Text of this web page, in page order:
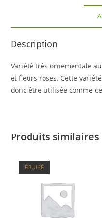
Description
Variété très ornementale
et fleurs roses. Cette
donc être utilisée comme
Produits similaires
ÉPUISÉ